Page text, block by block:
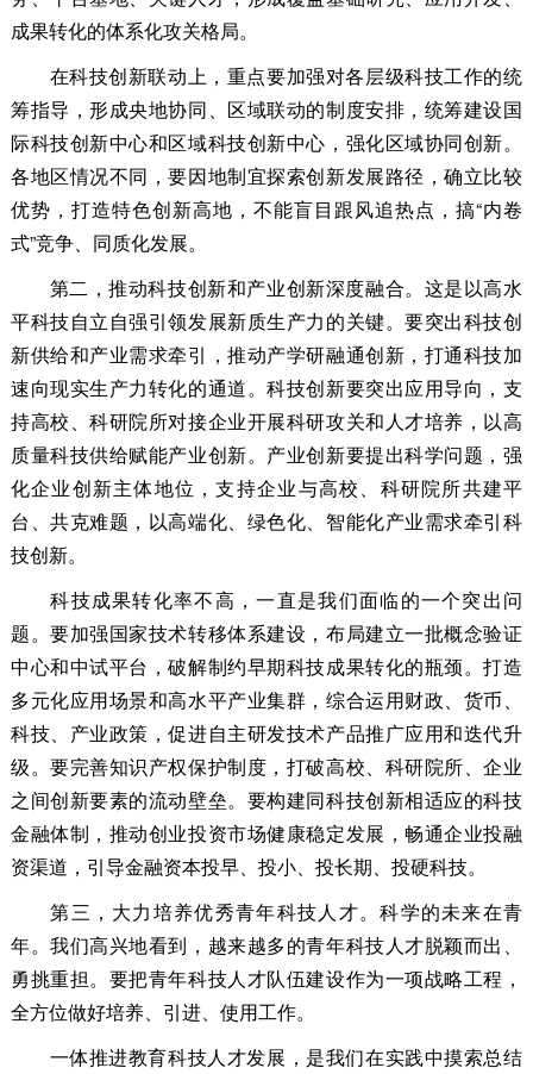
成果转化的体系化攻关格局。
在科技创新联动上，重点要加强对各层级科技工作的统
筹指导，形成央地协同、区域联动的制度安排，统筹建设国
际科技创新中心和区域科技创新中心，强化区域协同创新。
各地区情况不同，要因地制宜探索创新发展路径，确立比较
优势，打造特色创新高地，不能盲目跟风追热点，搞“内卷
式”竞争、同质化发展。
第二，推动科技创新和产业创新深度融合。这是以高水
平科技自立自强引领发展新质生产力的关键。要突出科技创
新供给和产业需求牵引，推动产学研融通创新，打通科技加
速向现实生产力转化的通道。科技创新要突出应用导向，支
持高校、科研院所对接企业开展科研攻关和人才培养，以高
质量科技供给赋能产业创新。产业创新要提出科学问题，强
化企业创新主体地位，支持企业与高校、科研院所共建平
台、共克难题，以高端化、绿色化、智能化产业需求牵引科
技创新。
科技成果转化率不高，一直是我们面临的一个突出问
题。要加强国家技术转移体系建设，布局建立一批概念验证
中心和中试平台，破解制约早期科技成果转化的瓶颈。打造
多元化应用场景和高水平产业集群，综合运用财政、货币、
科技、产业政策，促进自主研发技术产品推广应用和迭代升
级。要完善知识产权保护制度，打破高校、科研院所、企业
之间创新要素的流动壁垒。要构建同科技创新相适应的科技
金融体制，推动创业投资市场健康稳定发展，畅通企业投融
资渠道，引导金融资本投早、投小、投长期、投硬科技。
第三，大力培养优秀青年科技人才。科学的未来在青
年。我们高兴地看到，越来越多的青年科技人才脱颖而出、
勇挑重担。要把青年科技人才队伍建设作为一项战略工程，
全方位做好培养、引进、使用工作。
一体推进教育科技人才发展，是我们在实践中摸索总结